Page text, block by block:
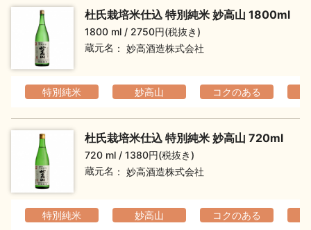
杜氏栽培米仕込 特別純米 妙高山 1800ml
1800 ml
2750円(税抜き)
蔵元名
妙高酒造株式会社
特別純米 妙高山 コクのある
杜氏栽培米仕込 特別純米 妙高山 720ml
720 ml
1380円(税抜き)
蔵元名
妙高酒造株式会社
特別純米 妙高山 コクのある